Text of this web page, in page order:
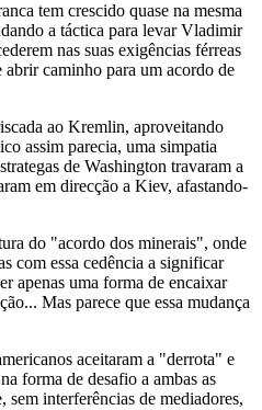
tem crescido quase na mesma
a táctica para levar Vladimir
nas suas exigências férreas
abrir caminho para um acordo de
ao Kremlin, aproveitando
assim parecia, uma simpatia
de Washington travaram a
em direcção a Kiev, afastando-
do "acordo dos minerais", onde
com essa cedência a significar
apenas uma forma de encaixar
Mas parece que essa mudança
aceitaram a "derrota" e
forma de desafio a ambas as
sem interferências de mediadores,